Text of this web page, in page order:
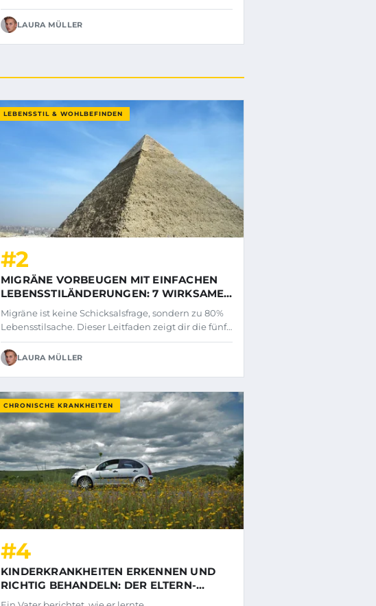
LAURA MÜLLER
LEBENSSTIL & WOHLBEFINDEN
#2
MIGRÄNE VORBEUGEN MIT EINFACHEN
LEBENSSTILÄNDERUNGEN: 7 WIRKSAME
TIPPS
Migräne ist keine Schicksalsfrage, sondern zu 80%
Lebensstilsache. Dieser Leitfaden zeigt dir die fünf…
LAURA MÜLLER
CHRONISCHE KRANKHEITEN
#4
KINDERKRANKHEITEN ERKENNEN UND
RICHTIG BEHANDELN: DER ELTERN-
RATGEBER 2026